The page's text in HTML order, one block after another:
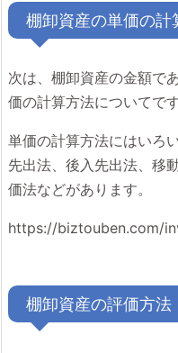
棚卸資産の単価の計
次は、棚卸資産の金額で
価の計算方法についてです
単価の計算方法にはいろ
先出法、後入先出法、移
価法などがあります。
https://biztouben.com/
棚卸資産の評価方法